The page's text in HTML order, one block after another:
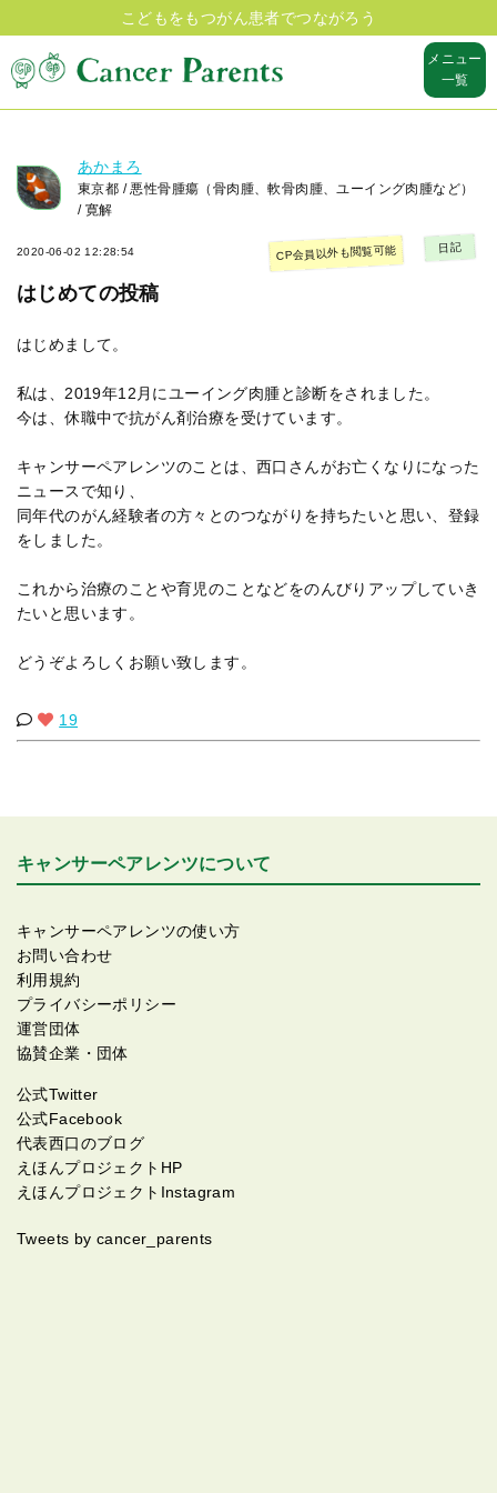
こどもをもつがん患者でつながろう
メニュー
一覧
あかまろ
東京都 / 悪性骨腫瘍（骨肉腫、軟骨肉腫、ユーイング肉腫など）
/ 寛解
2020-06-02 12:28:54
はじめての投稿
CP会員以外も閲覧可能 日記
はじめまして。
私は、2019年12月にユーイング肉腫と診断をされました。
今は、休職中で抗がん剤治療を受けています。
キャンサーペアレンツのことは、西口さんがお亡くなりになった
ニュースで知り、
同年代のがん経験者の方々とのつながりを持ちたいと思い、登録
をしました。
これから治療のことや育児のことなどをのんびりアップしていき
たいと思います。
どうぞよろしくお願い致します。
19
キャンサーペアレンツについて
キャンサーペアレンツの使い方
お問い合わせ
利用規約
プライバシーポリシー
運営団体
協賛企業・団体
公式Twitter
公式Facebook
代表西口のブログ
えほんプロジェクトHP
えほんプロジェクトInstagram
Tweets by cancer_parents